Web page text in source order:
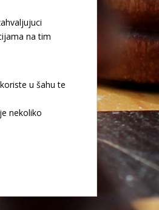
na tim
u šahu te
nekoliko